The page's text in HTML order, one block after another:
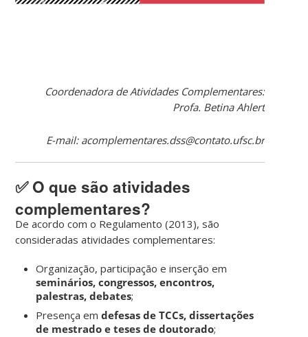
Coordenadora de Atividades Complementares:
Profa. Betina Ahlert
E-mail: acomplementares.dss@contato.ufsc.br
✅O que são atividades
complementares?
De acordo com o Regulamento (2013), são
consideradas atividades complementares:
Organização, participação e inserção em
seminários, congressos, encontros,
palestras, debates;
Presença emdefesas de TCCs, dissertações
de mestrado e teses de doutorado;